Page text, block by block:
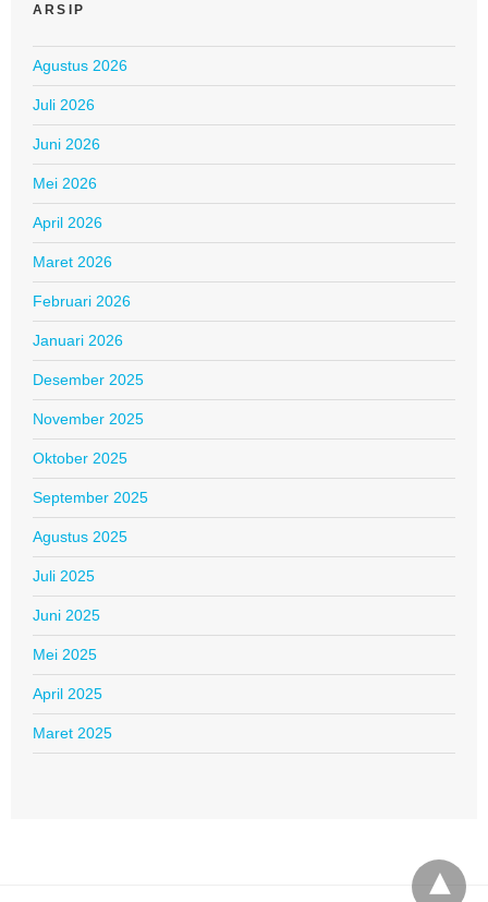
ARSIP
Agustus 2026
Juli 2026
Juni 2026
Mei 2026
April 2026
Maret 2026
Februari 2026
Januari 2026
Desember 2025
November 2025
Oktober 2025
September 2025
Agustus 2025
Juli 2025
Juni 2025
Mei 2025
April 2025
Maret 2025